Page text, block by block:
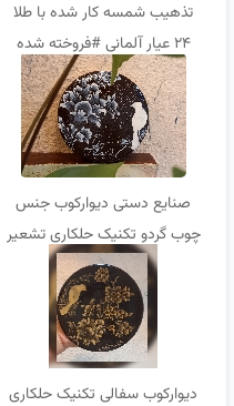
تذهیب شمسه کار شده با طلا
۲۴ عیار آلمانی #فروخته شده
صنایع دستی دیوارکوب جنس
چوب گردو تکنیک حلکاری تشعیر
نباتی
دیوارکوب سفالی تکنیک حلکاری